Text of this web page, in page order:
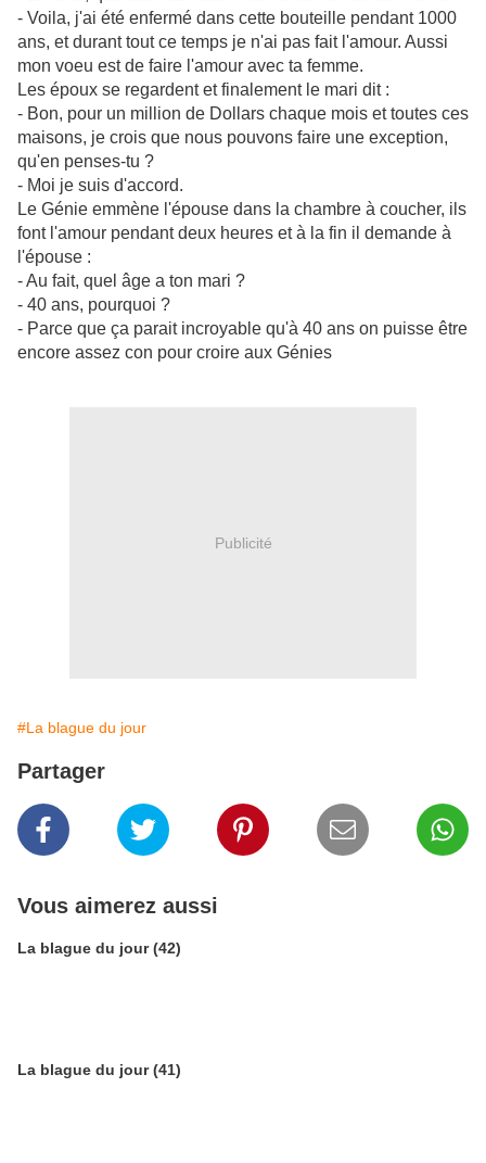
- Voila, j'ai été enfermé dans cette bouteille pendant 1000
ans, et durant tout ce temps je n'ai pas fait l'amour. Aussi
mon voeu est de faire l'amour avec ta femme.
Les époux se regardent et finalement le mari dit :
- Bon, pour un million de Dollars chaque mois et toutes ces
maisons, je crois que nous pouvons faire une exception,
qu'en penses-tu ?
- Moi je suis d'accord.
Le Génie emmène l'épouse dans la chambre à coucher, ils
font l'amour pendant deux heures et à la fin il demande à
l'épouse :
- Au fait, quel âge a ton mari ?
- 40 ans, pourquoi ?
- Parce que ça parait incroyable qu'à 40 ans on puisse être
encore assez con pour croire aux Génies
Publicité
#La blague du jour
Partager
Vous aimerez aussi
La blague du jour (42)
La blague du jour (41)